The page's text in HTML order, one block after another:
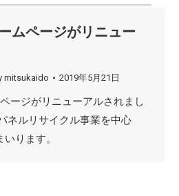
ムページがリニュー
mitsukaido 2019年5月21日
ージがリニューアルされまし
ネルリサイクル事業を中心
ります。